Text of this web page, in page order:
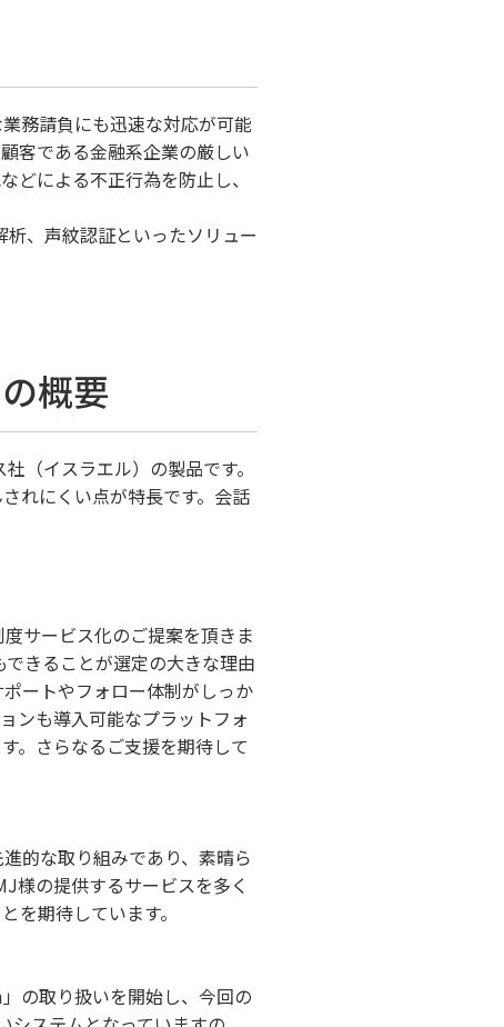
務請負にも迅速な対応が可能
客である金融系企業の厳しい
どによる不正行為を防止し、
、声紋認証といったソリュー
概要
（イスラエル）の製品です。
れにくい点が特長です。会話
サービス化のご提案を頂きま
きることが選定の大きな理由
ートやフォロー体制がしっか
ンも導入可能なプラットフォ
。さらなるご支援を期待して
的な取り組みであり、素晴ら
様の提供するサービスを多く
を期待しています。
の取り扱いを開始し、今回の